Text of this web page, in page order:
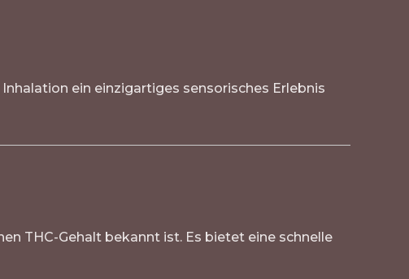
ein einzigartiges sensorisches Erlebnis
THC-Gehalt bekannt ist. Es bietet eine schnelle